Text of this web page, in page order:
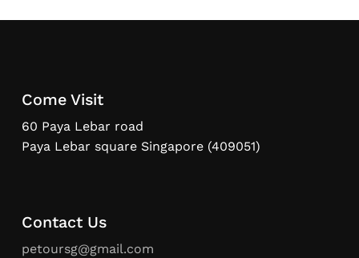
Come Visit
60 Paya Lebar road
Paya Lebar square Singapore (409051)
Contact Us
petoursg@gmail.com